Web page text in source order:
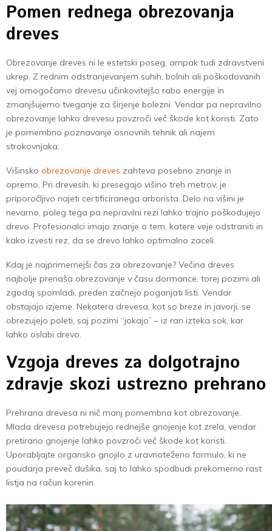
Pomen rednega obrezovanja
dreves
Obrezovanje dreves ni le estetski poseg, ampak tudi zdravstveni
ukrep. Z rednim odstranjevanjem suhih, bolnih ali poškodovanih
vej omogočamo drevesu učinkovitejšo rabo energije in
zmanjšujemo tveganje za širjenje bolezni. Vendar pa nepravilno
obrezovanje lahko drevesu povzroči več škode kot koristi. Zato
je pomembno poznavanje osnovnih tehnik ali najem
strokovnjaka.
Višinsko obrezovanje dreves zahteva posebno znanje in
opremo. Pri drevesih, ki presegajo višino treh metrov, je
priporočljivo najeti certificiranega arborista. Delo na višini je
nevarno, poleg tega pa nepravilni rezi lahko trajno poškodujejo
drevo. Profesionalci imajo znanje o tem, katere veje odstraniti in
kako izvesti rez, da se drevo lahko optimalno zaceli.
Kdaj je najprimernejši čas za obrezovanje? Večina dreves
najbolje prenaša obrezovanje v času dormance, torej pozimi ali
zgodaj spomladi, preden začnejo poganjati listi. Vendar
obstajajo izjeme. Nekatera drevesa, kot so breze in javorji, se
obrezujejo poleti, saj pozimi “jokajo” – iz ran izteka sok, kar
lahko oslabi drevo.
Vzgoja dreves za dolgotrajno
zdravje skozi ustrezno prehrano
Prehrana drevesa ni nič manj pomembna kot obrezovanje.
Mlada drevesa potrebujejo rednejše gnojenje kot zrela, vendar
pretirano gnojenje lahko povzroči več škode kot koristi.
Uporabljajte organsko gnojilo z uravnoteženo formulo, ki ne
poudarja preveč dušika, saj to lahko spodbudi prekomerno rast
listja na račun korenin.